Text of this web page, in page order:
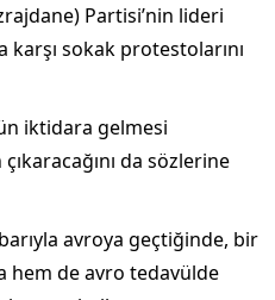
Partisi’nin lideri
sokak protestolarını
iktidara gelmesi
da sözlerine
avroya geçtiğinde, bir
hem de avro tedavülde